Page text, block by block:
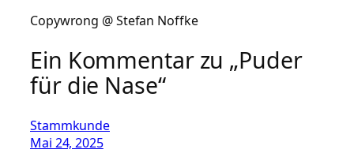
Copywrong @ Stefan Noffke
Ein Kommentar zu „Puder
für die Nase“
Stammkunde
Mai 24, 2025